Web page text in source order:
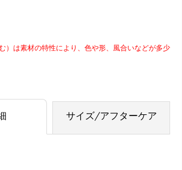
）は素材の特性により、色や形、風合いなどが多少
サイズ/アフターケア